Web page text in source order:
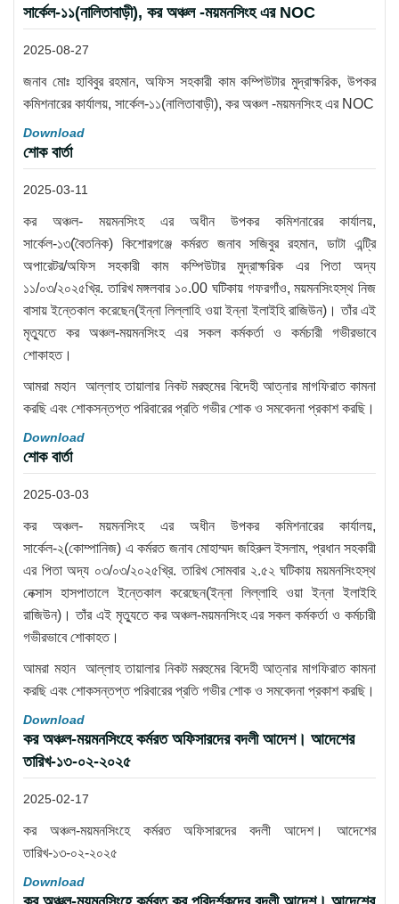
সার্কেল-১১(নালিতাবাড়ী), কর অঞ্চল -ময়মনসিংহ এর NOC
2025-08-27
জনাব মোঃ হাবিবুর রহমান, অফিস সহকারী কাম কম্পিউটার মুদ্রাক্ষরিক, উপকর
কমিশনারের কার্যালয়, সার্কেল-১১(নালিতাবাড়ী), কর অঞ্চল -ময়মনসিংহ এর NOC
Download
শোক বার্তা
2025-03-11
কর অঞ্চল- ময়মনসিংহ এর অধীন উপকর কমিশনারের কার্যালয়,
সার্কেল-১৩(বৈতনিক) কিশোরগঞ্জে কর্মরত জনাব সজিবুর রহমান, ডাটা এন্ট্রি
অপারেটর/অফিস সহকারী কাম কম্পিউটার মুদ্রাক্ষরিক এর পিতা অদ্য
১১/০৩/২০২৫খ্রি. তারিখ মঙ্গলবার ১০.00 ঘটিকায় গফরগাঁও, ময়মনসিংহস্থ নিজ
বাসায় ইন্তেকাল করেছেন(ইন্না লিল্লাহি ওয়া ইন্না ইলাইহি রাজিউন)। তাঁর এই
মৃত্যুতে কর অঞ্চল-ময়মনসিংহ এর সকল কর্মকর্তা ও কর্মচারী গভীরভাবে
শোকাহত।
আমরা মহান আল্লাহ তায়ালার নিকট মরহুমের বিদেহী আত্নার মাগফিরাত কামনা
করছি এবং শোকসন্তপ্ত পরিবারের প্রতি গভীর শোক ও সমবেদনা প্রকাশ করছি।
Download
শোক বার্তা
2025-03-03
কর অঞ্চল- ময়মনসিংহ এর অধীন উপকর কমিশনারের কার্যালয়,
সার্কেল-২(কোম্পানিজ) এ কর্মরত জনাব মোহাম্মদ জহিরুল ইসলাম, প্রধান সহকারী
এর পিতা অদ্য ০৩/০৩/২০২৫খ্রি. তারিখ সোমবার ২.৫২ ঘটিকায় ময়মনসিংহস্থ
নেক্সাস হাসপাতালে ইন্তেকাল করেছেন(ইন্না লিল্লাহি ওয়া ইন্না ইলাইহি
রাজিউন)। তাঁর এই মৃত্যুতে কর অঞ্চল-ময়মনসিংহ এর সকল কর্মকর্তা ও কর্মচারী
গভীরভাবে শোকাহত।
আমরা মহান আল্লাহ তায়ালার নিকট মরহুমের বিদেহী আত্নার মাগফিরাত কামনা
করছি এবং শোকসন্তপ্ত পরিবারের প্রতি গভীর শোক ও সমবেদনা প্রকাশ করছি।
Download
কর অঞ্চল-ময়মনসিংহে কর্মরত অফিসারদের বদলী আদেশ। আদেশের
তারিখ-১৩-০২-২০২৫
2025-02-17
কর অঞ্চল-ময়মনসিংহে কর্মরত অফিসারদের বদলী আদেশ। আদেশের
তারিখ-১৩-০২-২০২৫
Download